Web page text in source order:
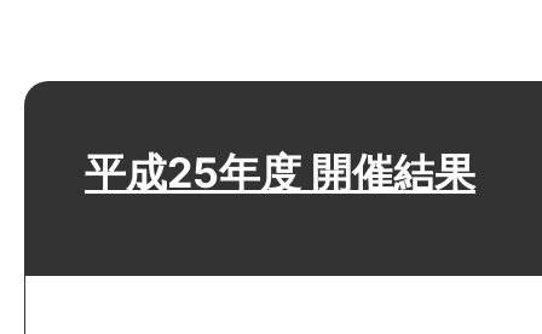
平成25年度 開催結果